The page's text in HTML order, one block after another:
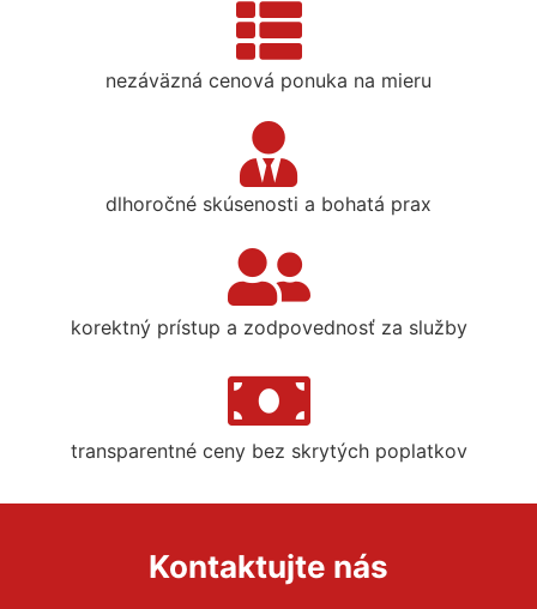
nezáväzná cenová ponuka na mieru
dlhoročné skúsenosti a bohatá prax
korektný prístup a zodpovednosť za služby
transparentné ceny bez skrytých poplatkov
Kontaktujte nás